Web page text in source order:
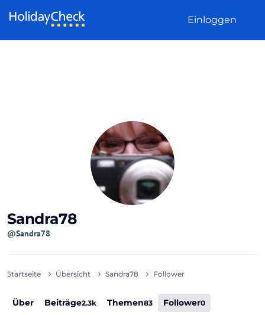
Einloggen
Sandra78
@Sandra78
Startseite Übersicht Sandra78 Follower
Über Beiträge2.3k Themen83 Follower0